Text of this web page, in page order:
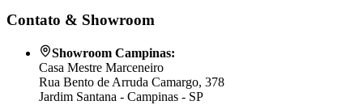
Contato & Showroom
Showroom Campinas:
Casa Mestre Marceneiro
Rua Bento de Arruda Camargo, 378
Jardim Santana - Campinas - SP